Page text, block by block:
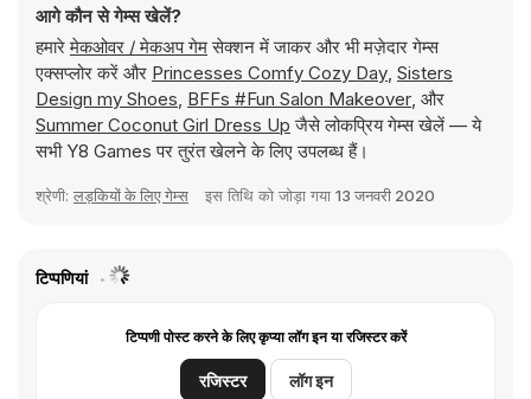
आगे कौन से गेम्स खेलें?
हमारेमेकओवर / मेकअप गेमसेक्शन में जाकर और भी मज़ेदार गेम्स
एक्सप्लोर करें और Princesses Comfy Cozy Day, Sisters
Design my Shoes, BFFs #Fun Salon Makeover, और
Summer Coconut Girl Dress Up जैसे लोकप्रिय गेम्स खेलें — ये
सभी Y8 Games पर तुरंत खेलने के लिए उपलब्ध हैं।
श्रेणी: लड़कियों के लिए गेम्स इस तिथि को जोड़ा गया 13 जनवरी 2020
टिप्पणियां
टिप्पणी पोस्ट करने के लिए कृप्या लॉग इन या रजिस्टर करें
रजिस्टर लॉग इन